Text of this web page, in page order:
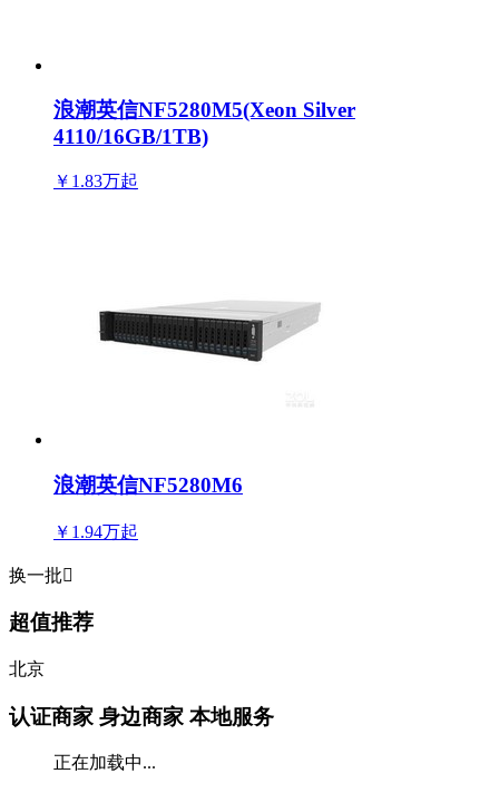
浪潮英信NF5280M5(Xeon Silver
4110/16GB/1TB)
￥1.83万起
浪潮英信NF5280M6
￥1.94万起
换一批
超值推荐
北京
认证商家 身边商家 本地服务
正在加载中...